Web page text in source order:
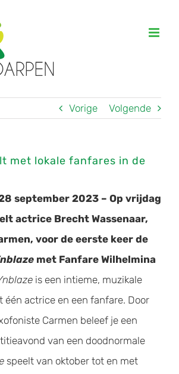
Vorige Volgende
met lokale fanfares in de
september 2023 – Op vrijdag
actrice Brecht Wassenaar,
voor de eerste keer de
met Fanfare Wilhelmina
is een intieme, muzikale
één actrice en een fanfare. Door
Carmen beleef je een
van een doodnormale
speelt van oktober tot en met